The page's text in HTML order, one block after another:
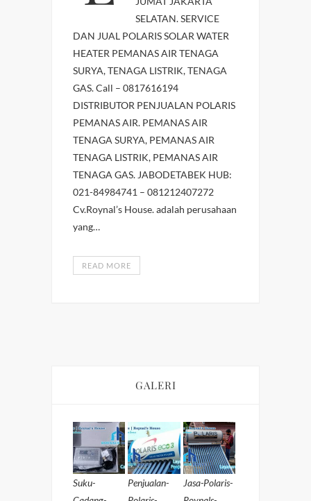
SELATAN. SERVICE
DAN JUAL POLARIS SOLAR WATER
HEATER PEMANAS AIR TENAGA
SURYA, TENAGA LISTRIK, TENAGA
GAS. Call – 0817616194
DISTRIBUTOR PENJUALAN POLARIS
PEMANAS AIR. PEMANAS AIR
TENAGA SURYA, PEMANAS AIR
TENAGA LISTRIK, PEMANAS AIR
TENAGA GAS. JABODETABEK HUB:
021-84984741 – 081212407272
Cv.Roynal’s House. adalah perusahaan
yang…
READ MORE
GALERI
Suku-
Penjualan-
Jasa-Polaris-